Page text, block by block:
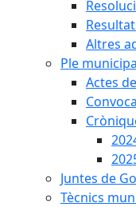
Altres
Ple
Actes
Juntes de
Tècnics